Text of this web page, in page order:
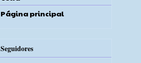
Página principal
Seguidores